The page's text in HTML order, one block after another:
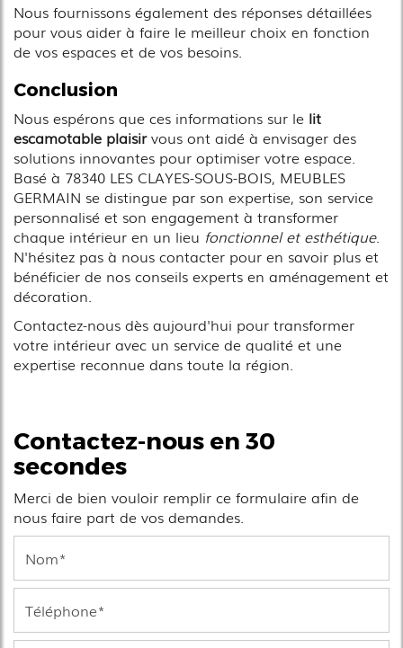
Nous fournissons également des réponses détaillées
pour vous aider à faire le meilleur choix en fonction
de vos espaces et de vos besoins.
Conclusion
Nous espérons que ces informations sur le lit
escamotable plaisirvous ont aidé à envisager des
solutions innovantes pour optimiser votre espace.
Basé à 78340 LES CLAYES-SOUS-BOIS, MEUBLES
GERMAIN se distingue par son expertise, son service
personnalisé et son engagement à transformer
chaque intérieur en un lieu fonctionnel et esthétique.
N'hésitez pas à nous contacter pour en savoir plus et
bénéficier de nos conseils experts en aménagement et
décoration.
Contactez-nous dès aujourd'hui pour transformer
votre intérieur avec un service de qualité et une
expertise reconnue dans toute la région.
Contactez-nous en 30
secondes
Merci de bien vouloir remplir ce formulaire afin de
nous faire part de vos demandes.